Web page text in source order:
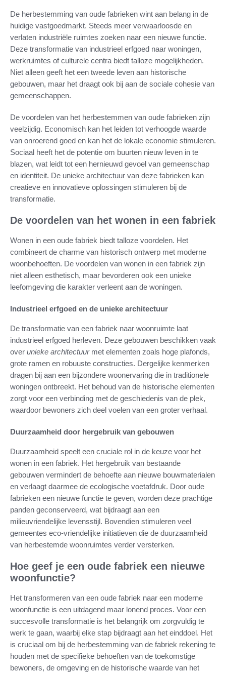
De herbestemming van oude fabrieken wint aan belang in de
huidige vastgoedmarkt. Steeds meer verwaarloosde en
verlaten industriële ruimtes zoeken naar een nieuwe functie.
Deze transformatie van industrieel erfgoed naar woningen,
werkruimtes of culturele centra biedt talloze mogelijkheden.
Niet alleen geeft het een tweede leven aan historische
gebouwen, maar het draagt ook bij aan de sociale cohesie van
gemeenschappen.
De voordelen van het herbestemmen van oude fabrieken zijn
veelzijdig. Economisch kan het leiden tot verhoogde waarde
van onroerend goed en kan het de lokale economie stimuleren.
Sociaal heeft het de potentie om buurten nieuw leven in te
blazen, wat leidt tot een hernieuwd gevoel van gemeenschap
en identiteit. De unieke architectuur van deze fabrieken kan
creatieve en innovatieve oplossingen stimuleren bij de
transformatie.
De voordelen van het wonen in een fabriek
Wonen in een oude fabriek biedt talloze voordelen. Het
combineert de charme van historisch ontwerp met moderne
woonbehoeften. De voordelen van wonen in een fabriek zijn
niet alleen esthetisch, maar bevorderen ook een unieke
leefomgeving die karakter verleent aan de woningen.
Industrieel erfgoed en de unieke architectuur
De transformatie van een fabriek naar woonruimte laat
industrieel erfgoed herleven. Deze gebouwen beschikken vaak
over unieke architectuurmet elementen zoals hoge plafonds,
grote ramen en robuuste constructies. Dergelijke kenmerken
dragen bij aan een bijzondere woonervaring die in traditionele
woningen ontbreekt. Het behoud van de historische elementen
zorgt voor een verbinding met de geschiedenis van de plek,
waardoor bewoners zich deel voelen van een groter verhaal.
Duurzaamheid door hergebruik van gebouwen
Duurzaamheid speelt een cruciale rol in de keuze voor het
wonen in een fabriek. Het hergebruik van bestaande
gebouwen vermindert de behoefte aan nieuwe bouwmaterialen
en verlaagt daarmee de ecologische voetafdruk. Door oude
fabrieken een nieuwe functie te geven, worden deze prachtige
panden geconserveerd, wat bijdraagt aan een
milieuvriendelijke levensstijl. Bovendien stimuleren veel
gemeentes eco-vriendelijke initiatieven die de duurzaamheid
van herbestemde woonruimtes verder versterken.
Hoe geef je een oude fabriek een nieuwe
woonfunctie?
Het transformeren van een oude fabriek naar een moderne
woonfunctie is een uitdagend maar lonend proces. Voor een
succesvolle transformatie is het belangrijk om zorgvuldig te
werk te gaan, waarbij elke stap bijdraagt aan het einddoel. Het
is cruciaal om bij de herbestemming van de fabriek rekening te
houden met de specifieke behoeften van de toekomstige
bewoners, de omgeving en de historische waarde van het